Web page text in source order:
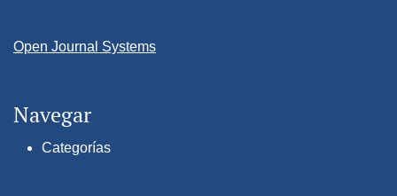
Open Journal Systems
Navegar
Categorías